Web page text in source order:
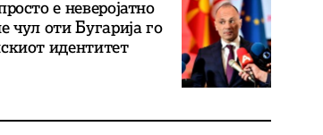
е неверојатно
чул оти Бугарија го
идентитет